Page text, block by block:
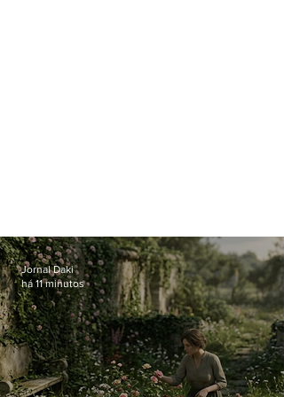
Jornal Daki
há 11 minutos